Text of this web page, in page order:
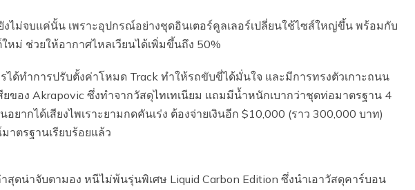
งไม่จบแค่นั้น เพราะอุปกรณ์อย่างชุดอินเตอร์คูลเลอร์เปลี่ยนใช้ไซส์ใหญ่ขึ้น พร้อมกับ
หม่ ช่วยให้อากาศไหลเวียนได้เพิ่มขึ้นถึง 50%
ได้ทำการปรับตั้งค่าโหมด Track ทำให้รถขับขี่ได้มั่นใจ และมีการทรงตัวเกาะถนน
ของ Akrapovic ซึ่งทำจากวัสดุไทเทเนียม แถมมีน้ำหนักเบากว่าชุดท่อมาตรฐาน 4
ากได้เสียงไพเราะยามกดคันเร่ง ต้องจ่ายเงินอีก $10,000 (ราว 300,000 บาท)
ตรฐานเรียบร้อยแล้ว
สุดน่าจับตามอง หนีไม่พ้นรุ่นพิเศษ Liquid Carbon Edition ซึ่งนำเอาวัสดุคาร์บอน